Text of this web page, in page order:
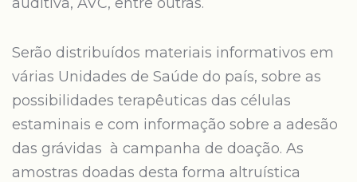
Serão distribuídos materiais informativos em
várias Unidades de Saúde do país, sobre as
possibilidades terapêuticas das células
estaminais e com informação sobre a adesão
das grávidas à campanha de doação. As
amostras doadas desta forma altruística